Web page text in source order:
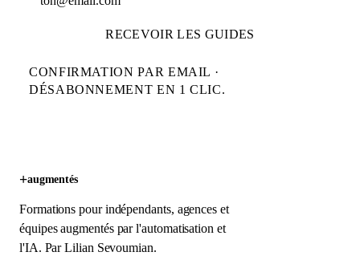
RECEVOIR LES GUIDES
CONFIRMATION PAR EMAIL ·
DÉSABONNEMENT EN 1 CLIC.
+augmentés
Formations pour indépendants, agences et
équipes augmentés par l'automatisation et
l'IA. ParLilian Sevoumian.